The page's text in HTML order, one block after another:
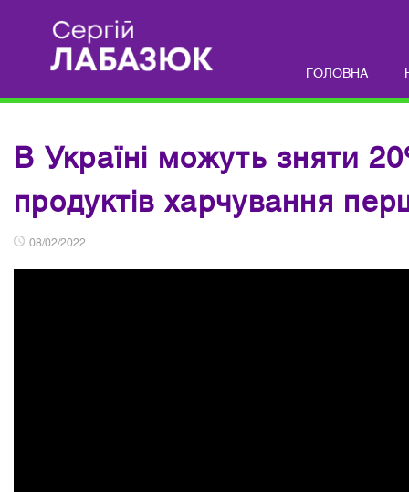
ГОЛОВНА
В Україні можуть зняти
продуктів харчування
08/02/2022